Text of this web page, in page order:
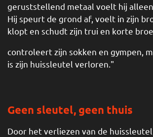
geruststellend metaal voelt hij alleen
Hij speurt de grond af, voelt in zijn
klopt en schudt zijn trui en korte
controleert zijn sokken en gympen,
is zijn huissleutel verloren."
Geen sleutel, geen thuis
Door het verliezen van de huissleutel